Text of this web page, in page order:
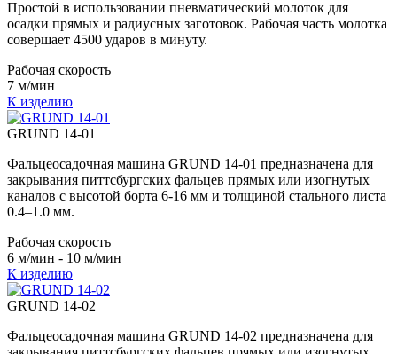
Простой в использовании пневматический молоток для
осадки прямых и радиусных заготовок. Рабочая часть молотка
совершает 4500 ударов в минуту.
Рабочая скорость
7 м/мин
К изделию
GRUND 14-01
Фальцеосадочная машина GRUND 14-01 предназначена для
закрывания питтсбургских фальцев прямых или изогнутых
каналов с высотой борта 6-16 мм и толщиной стального листа
0.4–1.0 мм.
Рабочая скорость
6 м/мин - 10 м/мин
К изделию
GRUND 14-02
Фальцеосадочная машина GRUND 14-02 предназначена для